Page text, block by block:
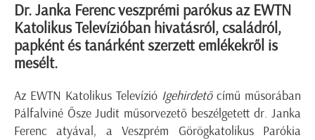
Dr. Janka Ferenc veszprémi parókus az EWTN
Katolikus Televízióban hivatásról, családról,
papként és tanárként szerzett emlékekről is
mesélt.
Az EWTN Katolikus Televízió Igehirdetőcímű műsorában
Pálfalviné Ősze Judit műsorvezető beszélgetett dr. Janka
Ferenc atyával, a Veszprém Görögkatolikus Parókia